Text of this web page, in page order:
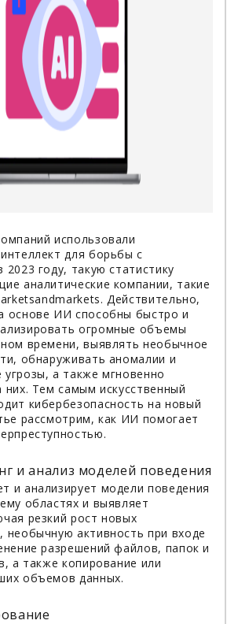
использовали
для борьбы с
2023 году, такую статистику
аналитические компании, такие
Действительно,
основе ИИ способны быстро и
огромные объемы
времени, выявлять необычное
обнаруживать аномалии и
а также мгновенно
них. Тем самым искусственный
кибербезопасность на новый
рассмотрим, как ИИ помогает
и анализ моделей поведения
и анализирует модели поведения
областях и выявляет
резкий рост новых
необычную активность при входе
разрешений файлов, папок и
а также копирование или
объемов данных.